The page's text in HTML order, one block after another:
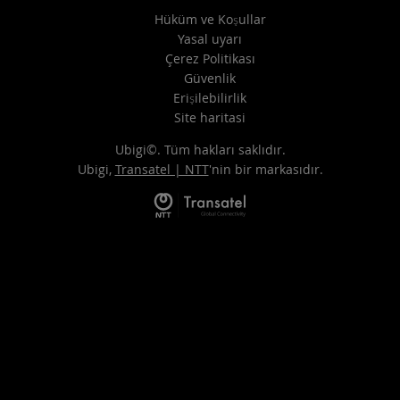
Hüküm ve Koşullar
Yasal uyarı
Çerez Politikası
Güvenlik
Erişilebilirlik
Site haritasi
Ubigi©. Tüm hakları saklıdır.
Ubigi, Transatel | NTT'nin bir markasıdır.